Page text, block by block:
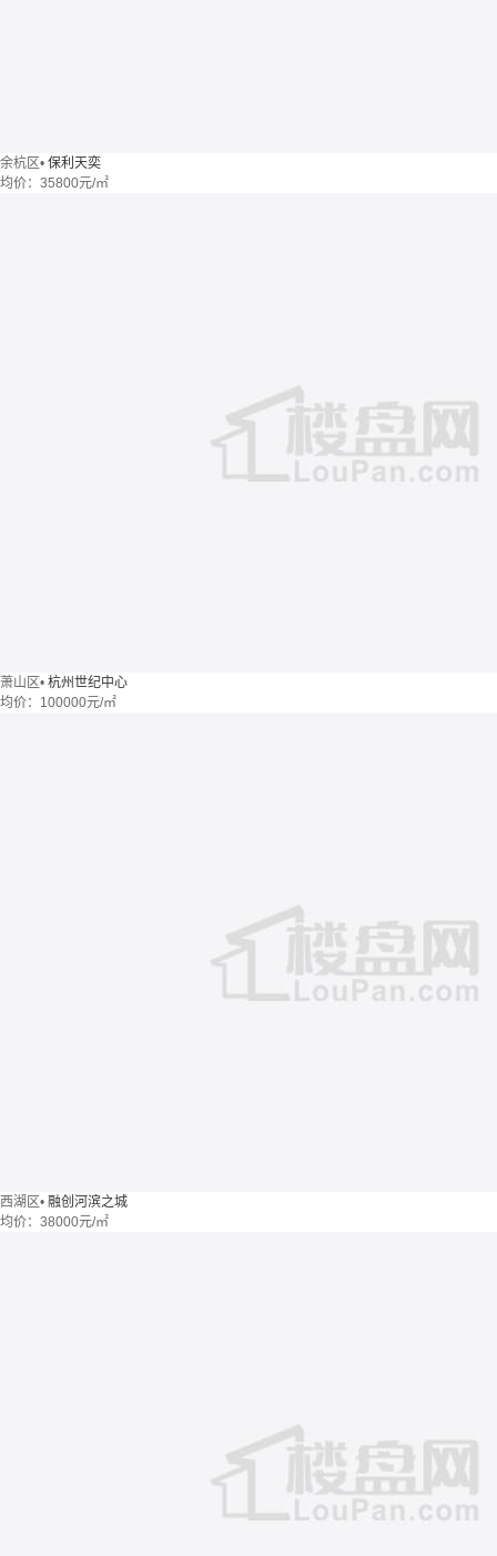
余杭区• 保利天奕
均价： 35800元/㎡
萧山区• 杭州世纪中心
均价： 100000元/㎡
西湖区• 融创河滨之城
均价： 38000元/㎡